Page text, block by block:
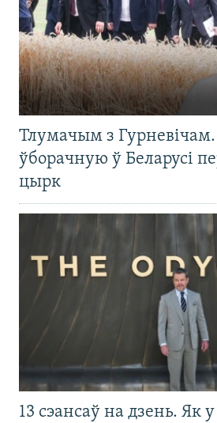
Тлумачым з
ўборачную ў Беларусі
цырк
13 сэансаў на дзень. Як